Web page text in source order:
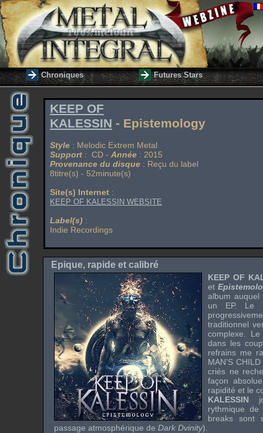
Chroniques Futures Stars
KEEP OF
KALESSIN - Epistemology
Style : Melodic Extrem Metal
Support : CD - Année : 2015
Provenance du disque : Reçu du label
8titre(s) - 52minute(s)
Site(s) Internet :
KEEP OF KALESSIN WEBSITE
Label(s) :
Indie Recordings
Epique, rapide et calibré
KEEP OF
et
album
un EP. Le
traditionnel
complexe.
dans les
refrains me
MAN’S CHILD
criés ne
façon
rapidité et le
KALESSIN
rythmique de
breaks sont
passage atmosphérique de Dark Dvinity).